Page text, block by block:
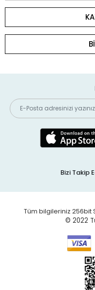
Bizi Takip
Tüm bilgileriniz 256bit
© 2022